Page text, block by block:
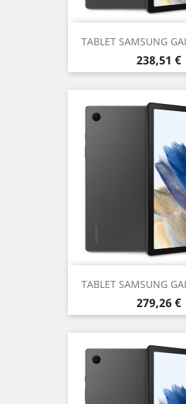
TABLET SAMSUNG
Prezzo
238,51 €
TABLET SAMSUNG
Prezzo
279,26 €